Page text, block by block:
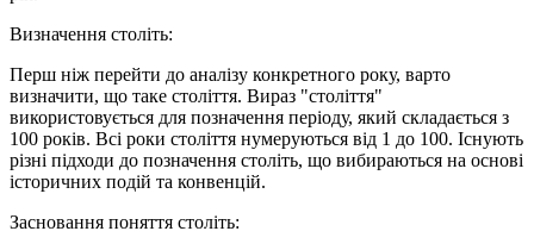
Визначення століть:
Перш ніж перейти до аналізу конкретного року, варто
визначити, що таке століття. Вираз "століття"
використовується для позначення періоду, який складається з
100 років. Всі роки століття нумеруються від 1 до 100. Існують
різні підходи до позначення століть, що вибираються на основі
історичних подій та конвенцій.
Засновання поняття століть: